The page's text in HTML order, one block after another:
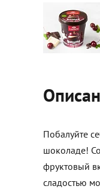
Побалуйте
шоколаде!
фруктовый
сладостью